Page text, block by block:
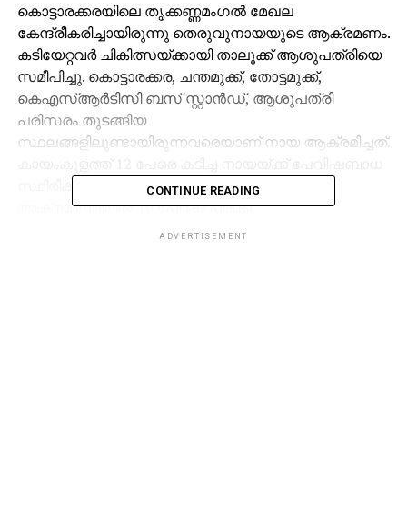
കൊട്ടാരക്കരയിലെ തൃക്കണ്ണമംഗൽ മേഖല
കേന്ദ്രീകരിച്ചായിരുന്നു തെരുവുനായയുടെ ആക്രമണം.
കടിയേറ്റവർ ചികിത്സയ്ക്കായി താലൂക്ക് ആശുപത്രിയെ
സമീപിച്ചു. കൊട്ടാരക്കര, ചന്തമുക്ക്, തോട്ടമുക്ക്,
കെഎസ്ആർടിസി ബസ് സ്റ്റാൻഡ്, ആശുപത്രി
പരിസരം തുടങ്ങിയ
സ്ഥലങ്ങളിലുണ്ടായിരുന്നവരെയാണ് നായ ആക്രമിച്ചത്.
സ്ഥിരീകരിച്ചു; കൊട്ടാരക്കരയിൽ തെരുവുനായ
ആക്രമണത്തിൽ 10 പേർക്ക് പരിക്ക്
CONTINUE READING
ADVERTISEMENT